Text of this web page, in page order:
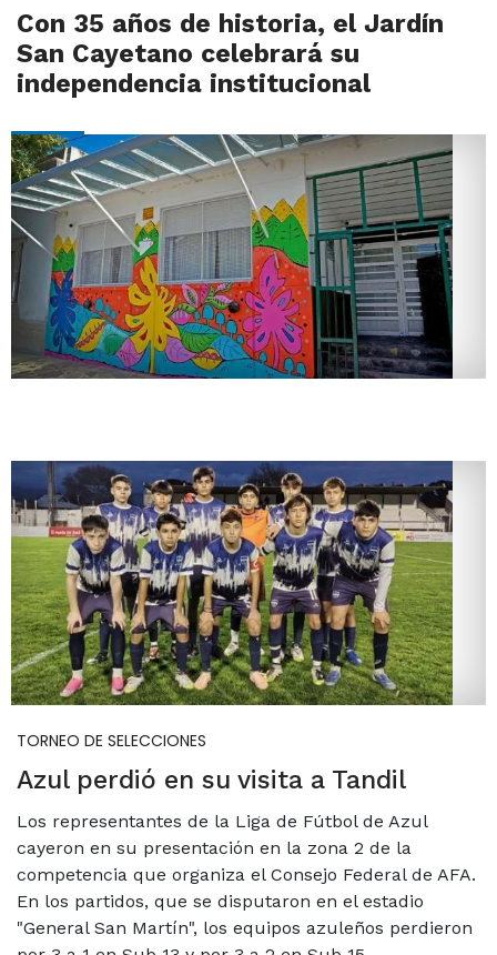
Con 35 años de historia, el Jardín
San Cayetano celebrará su
independencia institucional
TORNEO DE SELECCIONES
Azul perdió en su visita a Tandil
Los representantes de la Liga de Fútbol de Azul
cayeron en su presentación en la zona 2 de la
competencia que organiza el Consejo Federal de AFA.
En los partidos, que se disputaron en el estadio
"General San Martín", los equipos azuleños perdieron